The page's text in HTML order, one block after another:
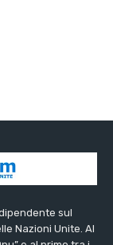
sul
Nazioni Unite. Al